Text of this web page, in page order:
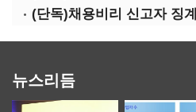
뉴스리듬